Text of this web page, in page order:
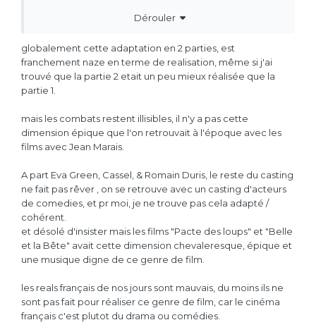
Dérouler
globalement cette adaptation en 2 parties, est
franchement naze en terme de realisation, même si j'ai
trouvé que la partie 2 etait un peu mieux réalisée que la
partie 1.
mais les combats restent illisibles, il n'y a pas cette
dimension épique que l'on retrouvait à l'époque avec les
films avec Jean Marais.
A part Eva Green, Cassel, & Romain Duris, le reste du casting
ne fait pas rêver , on se retrouve avec un casting d'acteurs
de comedies, et pr moi, je ne trouve pas cela adapté /
cohérent.
et désolé d'insister mais les films "Pacte des loups" et "Belle
et la Bête" avait cette dimension chevaleresque, épique et
une musique digne de ce genre de film.
les reals français de nos jours sont mauvais, du moins ils ne
sont pas fait pour réaliser ce genre de film, car le cinéma
français c'est plutot du drama ou comédies.